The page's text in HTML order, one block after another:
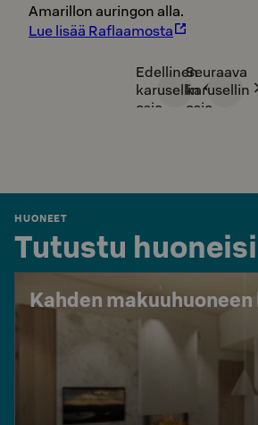
Amarillon auringon alla.
Lue lisää Raflaamosta
Edellinen
karusellin
osio
Seuraava
karusellin
osio
HUONEET
Tutustu
Kahden